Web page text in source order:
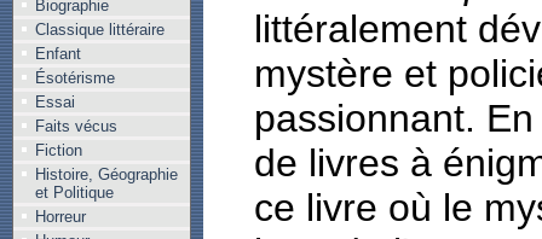
Biographie
Classique littéraire
Enfant
Ésotérisme
Essai
Faits vécus
Fiction
Histoire, Géographie
et Politique
Horreur
littéralement
mystère et
passionnant.
de livres à
ce livre où le